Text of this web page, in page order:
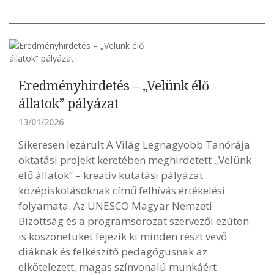
Eredményhirdetés – „Velünk élő
állatok” pályázat
13/01/2026
Sikeresen lezárult A Világ Legnagyobb Tanórája
oktatási projekt keretében meghirdetett „Velünk
élő állatok” – kreatív kutatási pályázat
középiskolásoknak című felhívás értékelési
folyamata. Az UNESCO Magyar Nemzeti
Bizottság és a programsorozat szervezői ezúton
is köszönetüket fejezik ki minden részt vevő
diáknak és felkészítő pedagógusnak az
elkötelezett, magas színvonalú munkáért.